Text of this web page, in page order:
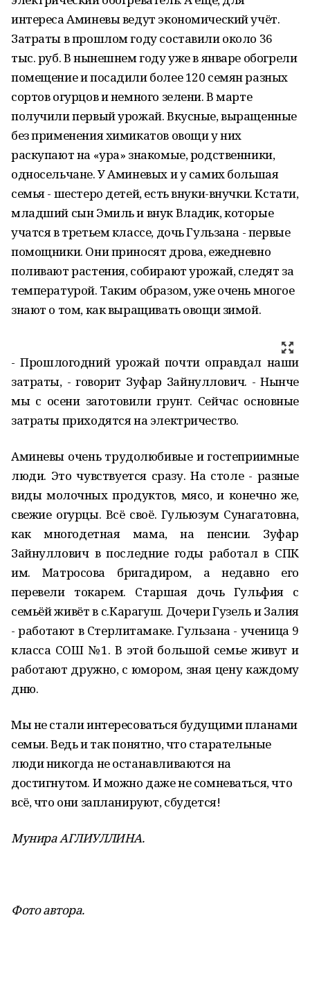
интереса Аминевы ведут экономический учёт.
Затраты в прошлом году составили около 36
тыс. руб. В нынешнем году уже в январе обогрели
помещение и посадили более 120 семян разных
сортов огурцов и немного зелени. В марте
получили первый урожай. Вкусные, выращенные
без применения химикатов овощи у них
раскупают на «ура» знакомые, родственники,
односельчане. У Аминевых и у самих большая
семья - шестеро детей, есть внуки-внучки. Кстати,
младший сын Эмиль и внук Владик, которые
учатся в третьем классе, дочь Гульзана - первые
помощники. Они приносят дрова, ежедневно
поливают растения, собирают урожай, следят за
температурой. Таким образом, уже очень многое
знают о том, как выращивать овощи зимой.
- Прошлогодний урожай почти оправдал наши
затраты, - говорит Зуфар Зайнуллович. - Нынче
мы с осени заготовили грунт. Сейчас основные
затраты приходятся на электричество.
Аминевы очень трудолюбивые и гостеприимные
люди. Это чувствуется сразу. На столе - разные
виды молочных продуктов, мясо, и конечно же,
свежие огурцы. Всё своё. Гульюзум Сунагатовна,
как многодетная мама, на пенсии. Зуфар
Зайнуллович в последние годы работал в СПК
им. Матросова бригадиром, а недавно его
перевели токарем. Старшая дочь Гульфия с
семьёй живёт в с.Карагуш. Дочери Гузель и Залия
- работают в Стерлитамаке. Гульзана - ученица 9
класса СОШ №1. В этой большой семье живут и
работают дружно, с юмором, зная цену каждому
дню.
Мы не стали интересоваться будущими планами
семьи. Ведь и так понятно, что старательные
люди никогда не останавливаются на
достигнутом. И можно даже не сомневаться, что
всё, что они запланируют, сбудется!
Мунира АГЛИУЛЛИНА.
Фото автора.